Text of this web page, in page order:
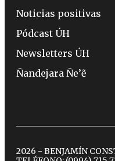
Noticias positivas
Pódcast ÚH
Newsletters ÚH
Ñandejara Ñe’ẽ
2026 - BENJAMÍN